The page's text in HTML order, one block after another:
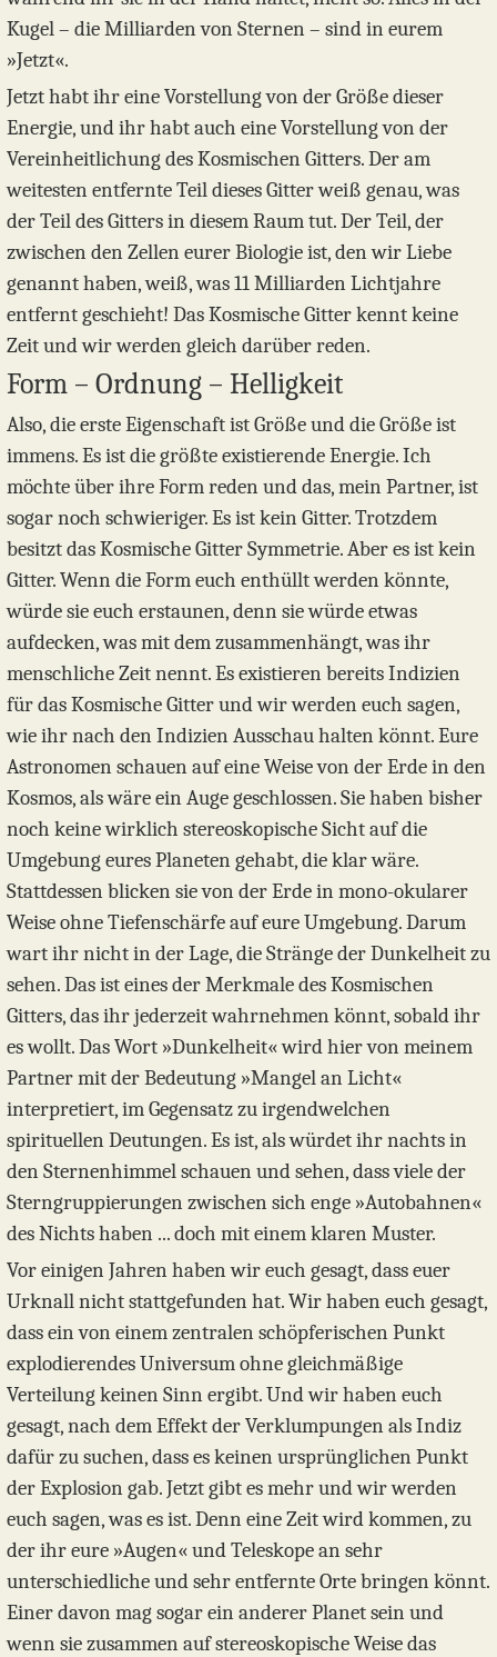
Kugel – die Milliarden von Sternen – sind in eurem
»Jetzt«.
Jetzt habt ihr eine Vorstellung von der Größe dieser
Energie, und ihr habt auch eine Vorstellung von der
Vereinheitlichung des Kosmischen Gitters. Der am
weitesten entfernte Teil dieses Gitter weiß genau, was
der Teil des Gitters in diesem Raum tut. Der Teil, der
zwischen den Zellen eurer Biologie ist, den wir Liebe
genannt haben, weiß, was 11 Milliarden Lichtjahre
entfernt geschieht! Das Kosmische Gitter kennt keine
Zeit und wir werden gleich darüber reden.
Form – Ordnung – Helligkeit
Also, die erste Eigenschaft ist Größe und die Größe ist
immens. Es ist die größte existierende Energie. Ich
möchte über ihre Form reden und das, mein Partner, ist
sogar noch schwieriger. Es ist kein Gitter. Trotzdem
besitzt das Kosmische Gitter Symmetrie. Aber es ist kein
Gitter. Wenn die Form euch enthüllt werden könnte,
würde sie euch erstaunen, denn sie würde etwas
aufdecken, was mit dem zusammenhängt, was ihr
menschliche Zeit nennt. Es existieren bereits Indizien
für das Kosmische Gitter und wir werden euch sagen,
wie ihr nach den Indizien Ausschau halten könnt. Eure
Astronomen schauen auf eine Weise von der Erde in den
Kosmos, als wäre ein Auge geschlossen. Sie haben bisher
noch keine wirklich stereoskopische Sicht auf die
Umgebung eures Planeten gehabt, die klar wäre.
Stattdessen blicken sie von der Erde in mono-okularer
Weise ohne Tiefenschärfe auf eure Umgebung. Darum
wart ihr nicht in der Lage, die Stränge der Dunkelheit zu
sehen. Das ist eines der Merkmale des Kosmischen
Gitters, das ihr jederzeit wahrnehmen könnt, sobald ihr
es wollt. Das Wort »Dunkelheit« wird hier von meinem
Partner mit der Bedeutung »Mangel an Licht«
interpretiert, im Gegensatz zu irgendwelchen
spirituellen Deutungen. Es ist, als würdet ihr nachts in
den Sternenhimmel schauen und sehen, dass viele der
Sterngruppierungen zwischen sich enge »Autobahnen«
des Nichts haben ... doch mit einem klaren Muster.
Vor einigen Jahren haben wir euch gesagt, dass euer
Urknall nicht stattgefunden hat. Wir haben euch gesagt,
dass ein von einem zentralen schöpferischen Punkt
explodierendes Universum ohne gleichmäßige
Verteilung keinen Sinn ergibt. Und wir haben euch
gesagt, nach dem Effekt der Verklumpungen als Indiz
dafür zu suchen, dass es keinen ursprünglichen Punkt
der Explosion gab. Jetzt gibt es mehr und wir werden
euch sagen, was es ist. Denn eine Zeit wird kommen, zu
der ihr eure »Augen« und Teleskope an sehr
unterschiedliche und sehr entfernte Orte bringen könnt.
Einer davon mag sogar ein anderer Planet sein und
wenn sie zusammen auf stereoskopische Weise das